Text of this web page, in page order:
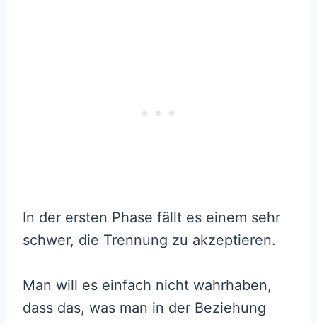
In der ersten Phase fällt es einem sehr
schwer, die Trennung zu akzeptieren.
Man will es einfach nicht wahrhaben,
dass das, was man in der Beziehung